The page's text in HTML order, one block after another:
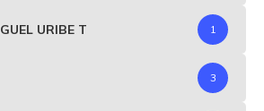
URIBE T 1
3